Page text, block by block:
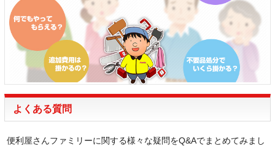
よくある質問
便利屋さんファミリーに関する様々な疑問をQ&Aでまとめてみまし